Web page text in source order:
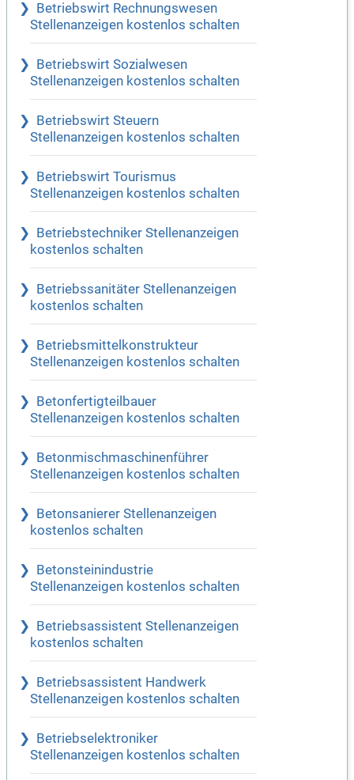
Betriebswirt Rechnungswesen
Stellenanzeigen kostenlos schalten
Betriebswirt Sozialwesen
Stellenanzeigen kostenlos schalten
Betriebswirt Steuern
Stellenanzeigen kostenlos schalten
Betriebswirt Tourismus
Stellenanzeigen kostenlos schalten
Betriebstechniker Stellenanzeigen
kostenlos schalten
Betriebssanitäter Stellenanzeigen
kostenlos schalten
Betriebsmittelkonstrukteur
Stellenanzeigen kostenlos schalten
Betonfertigteilbauer
Stellenanzeigen kostenlos schalten
Betonmischmaschinenführer
Stellenanzeigen kostenlos schalten
Betonsanierer Stellenanzeigen
kostenlos schalten
Betonsteinindustrie
Stellenanzeigen kostenlos schalten
Betriebsassistent Stellenanzeigen
kostenlos schalten
Betriebsassistent Handwerk
Stellenanzeigen kostenlos schalten
Betriebselektroniker
Stellenanzeigen kostenlos schalten